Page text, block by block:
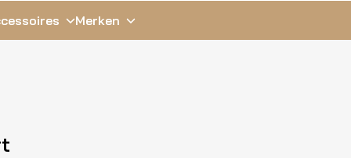
Merken